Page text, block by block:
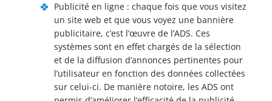
Publicité en ligne : chaque fois que vous visitez
un site web et que vous voyez une bannière
publicitaire, c’est l’œuvre de l’ADS. Ces
systèmes sont en effet chargés de la sélection
et de la diffusion d’annonces pertinentes pour
l’utilisateur en fonction des données collectées
sur celui-ci. De manière notoire, les ADS ont